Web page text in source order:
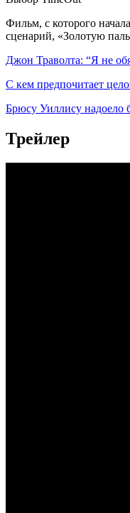
Фильм, с которого
сценарий, «Золотую
Джон Траволта: “Я не
С кем предпочитает
Брюсу Уиллису надоело
Трейлер